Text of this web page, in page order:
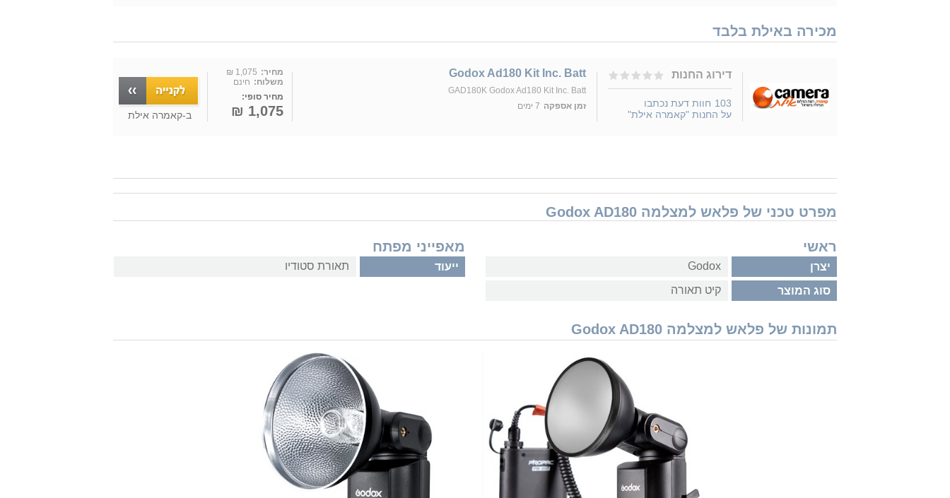
מכירה באילת בלבד
דירוג החנות
103 חוות דעת נכתבו
על החנות "קאמרה אילת"
Godox Ad180 Kit Inc. Batt
GAD180K Godox Ad180 Kit Inc. Batt
זמן אספקה 7 ימים
מחיר: 1,075 ₪
משלוח: חינם
מחיר סופי:
1,075 ₪ ב-קאמרה אילת
מפרט טכני של פלאש למצלמה Godox AD180
ראשי
יצרן Godox
סוג המוצר קיט תאורה
מאפייני מפתח
ייעוד תאורת סטודיו
תמונות של פלאש למצלמה Godox AD180